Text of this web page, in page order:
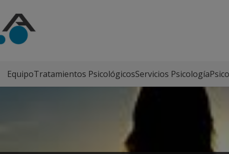
EquipoTratamientos PsicológicosServicios Psicología